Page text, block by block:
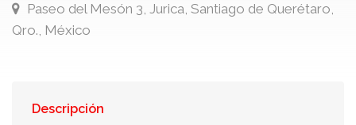
Paseo del Mesón 3, Jurica, Santiago de Querétaro,
Qro., México
Descripción